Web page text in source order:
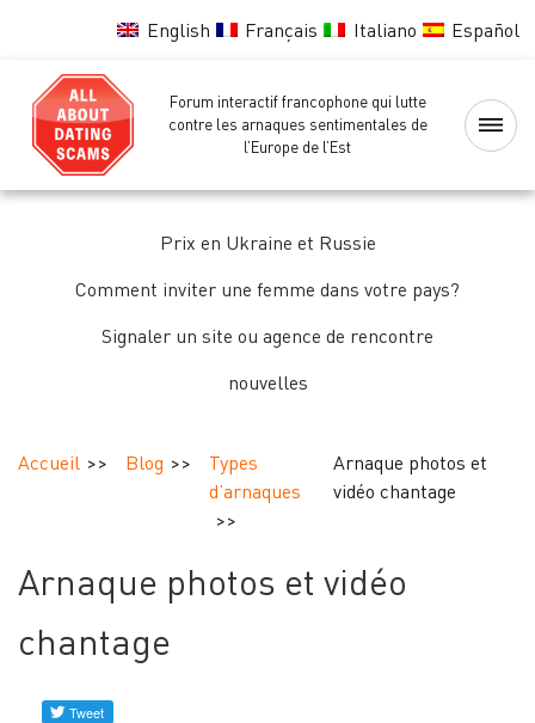
English Français Italiano Español
Forum interactif francophone qui lutte
contre les arnaques sentimentales de
l’Europe de l’Est
Accueil
Liste
femmes
Vérification
vérifiés
Contacez-
Prix en Ukraine et Russie
Comment inviter une femme dans votre pays?
Signaler un site ou agence de rencontre
nouvelles
Accueil Blog
Types
d’arnaques
Arnaque photos et
vidéo chantage
Arnaque photos et vidéo
chantage